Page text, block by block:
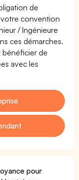
de
votre convention
/ Ingénieure
ces démarches.
bénéficier de
avec les
pour